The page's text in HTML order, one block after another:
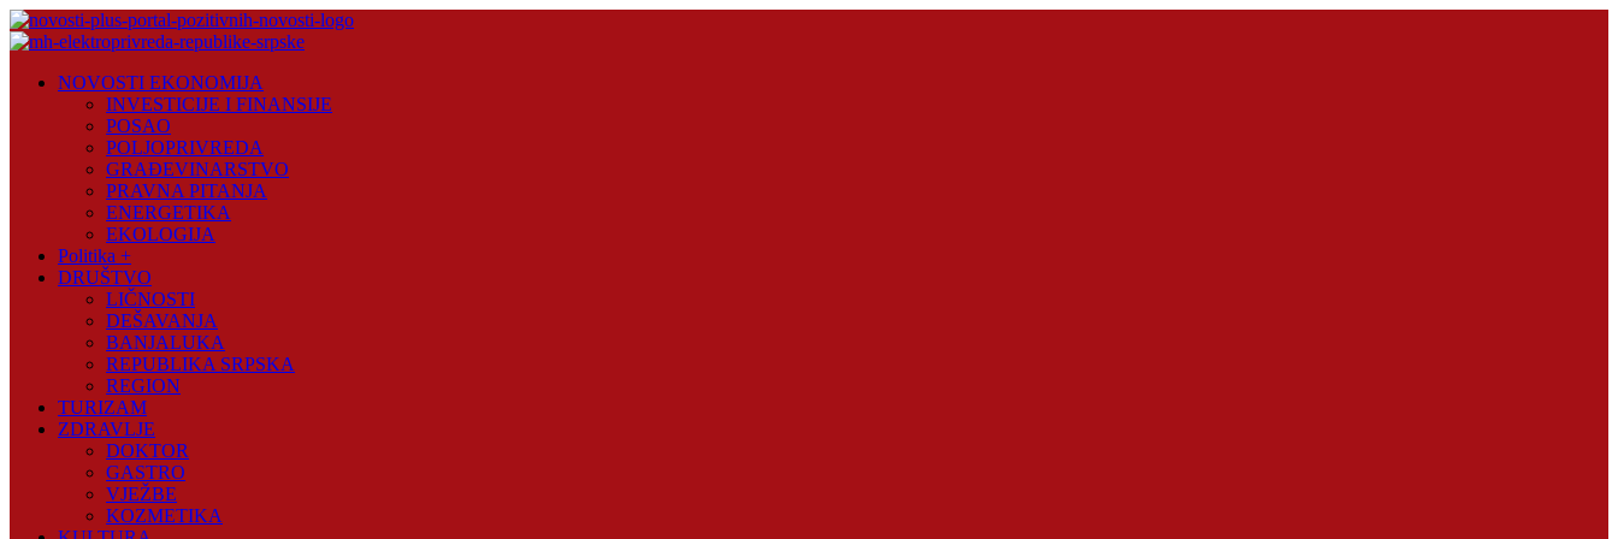
Skip
to
Plus
NOVOSTI EKONOMIJA
INVESTICIJE I FINANSIJE
POSAO
POLJOPRIVREDA
GRAĐEVINARSTVO
PRAVNA PITANJA
ENERGETIKA
EKOLOGIJA
Politika +
DRUŠTVO
LIČNOSTI
DEŠAVANJA
BANJALUKA
REPUBLIKA SRPSKA
REGION
TURIZAM
ZDRAVLJE
DOKTOR
GASTRO
VJEŽBE
KOZMETIKA